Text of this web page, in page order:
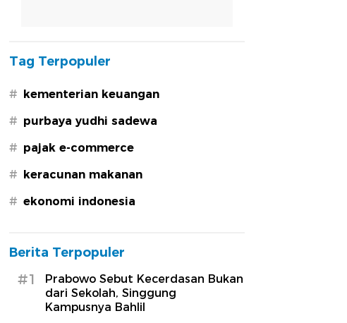
Tag Terpopuler
# kementerian keuangan
# purbaya yudhi sadewa
# pajak e-commerce
# keracunan makanan
# ekonomi indonesia
Berita Terpopuler
#1
Prabowo Sebut Kecerdasan Bukan
dari Sekolah, Singgung
Kampusnya Bahlil